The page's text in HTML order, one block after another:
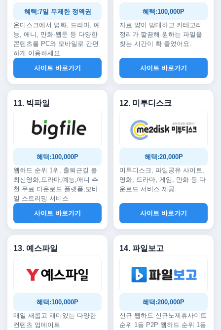
혜택:7일 무제한 정액권
온디스크에서 영화, 드라마, 예
능, 애니, 만화·웹툰 등 다양한
콘텐츠를 PC와 모바일로 간편
하게 이용하세요.
사이트 바로가기
혜택:100,000P
자료 양이 방대하고 카테고리
정리가 깔끔해 원하는 파일을
찾는 시간이 확 줄었어요.
사이트 바로가기
11. 빅파일
혜택:100,000P
웹하드 순위 1위, 출퇴근길 볼
최신영화,드라마,예능,애니 추
천 무료 다운로드 플랫폼,모바
일 스트리밍 서비스
사이트 바로가기
12. 미투디스크
혜택:20,000P
미투디스크, 파일공유 사이트,
영화, 드라마, 게임, 만화 등 다
운로드 서비스 제공.
사이트 바로가기
13. 예스파일
혜택:100,000P
매일 새롭고 재미있는 다양한
컨텐츠 업데이트
14. 파일보고
혜택:200,000P
신규 웹하드 신규노제휴사이트
순위 1등 P2P 웹하드 순위 1등